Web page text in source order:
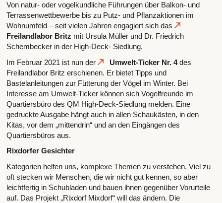
Von natur- oder vogelkundliche Führungen über Balkon- und
Terrassenwettbewerbe bis zu Putz- und Pflanzaktionen im
Wohnumfeld – seit vielen Jahren engagiert sich das
Freilandlabor Britz mit Ursula Müller und Dr. Friedrich
Schembecker in der High-Deck- Siedlung.
Im Februar 2021 ist nun der
Umwelt-Ticker Nr. 4des
Freilandlabor Britz erschienen. Er bietet Tipps und
Bastelanleitungen zur Fütterung der Vögel im Winter. Bei
Interesse am Umwelt-Ticker können sich Vogelfreunde im
Quartiersbüro des QM High-Deck-Siedlung melden. Eine
gedruckte Ausgabe hängt auch in allen Schaukästen, in den
Kitas, vor dem „mittendrin“ und an den Eingängen des
Quartiersbüros aus.
Rixdorfer Gesichter
Kategorien helfen uns, komplexe Themen zu verstehen. Viel zu
oft stecken wir Menschen, die wir nicht gut kennen, so aber
leichtfertig in Schubladen und bauen ihnen gegenüber Vorurteile
auf. Das Projekt „Rixdorf Mixdorf“ will das ändern. Die